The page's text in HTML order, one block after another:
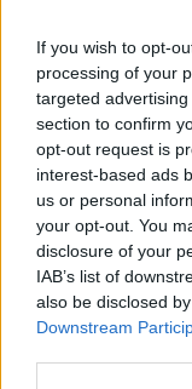
If you wish to opt-
processing of your
targeted
section to confirm
opt-out request is
interest-based ads
us or personal
your opt-out. You
disclosure of your
IAB’s list of
also be disclosed
Downstream
Ο